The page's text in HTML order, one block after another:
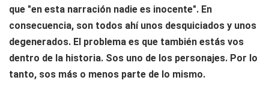
que "en esta narración nadie es inocente". En
consecuencia, son todos ahí unos desquiciados y unos
degenerados. El problema es que también estás vos
dentro de la historia. Sos uno de los personajes. Por lo
tanto, sos más o menos parte de lo mismo.